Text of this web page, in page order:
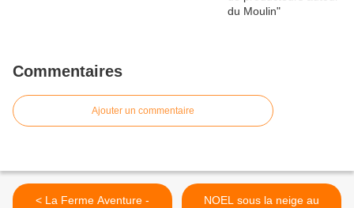
Commentaires
Ajouter un commentaire
< La Ferme Aventure -
NOEL sous la neige au